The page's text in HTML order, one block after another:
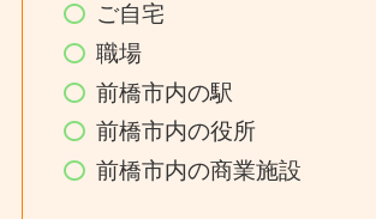
ご自宅
職場
前橋市内の駅
前橋市内の役所
前橋市内の商業施設